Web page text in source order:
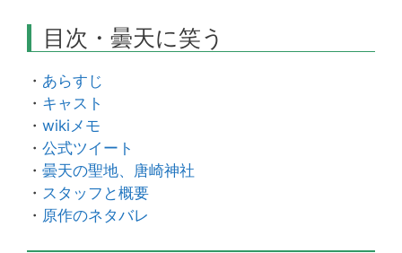
目次・曇天に笑う
・ あらすじ
・ キャスト
・ wikiメモ
・ 公式ツイート
・ 曇天の聖地、唐崎神社
・ スタッフと概要
・ 原作のネタバレ